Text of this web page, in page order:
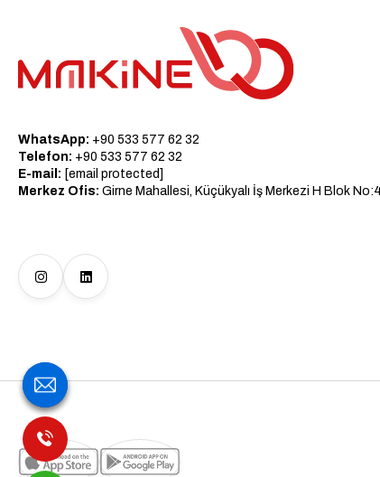
WhatsApp: +90 533 577 62 32
Telefon: +90 533 577 62 32
E-mail: [email protected]
Merkez Ofis: Girne Mahallesi, Küçükyalı İş Merkezi H Blok